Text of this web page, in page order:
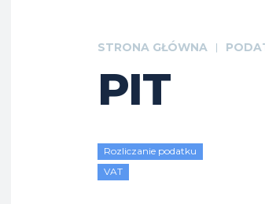
STRONA GŁÓWNA
PIT
Rozliczanie podatku
VAT